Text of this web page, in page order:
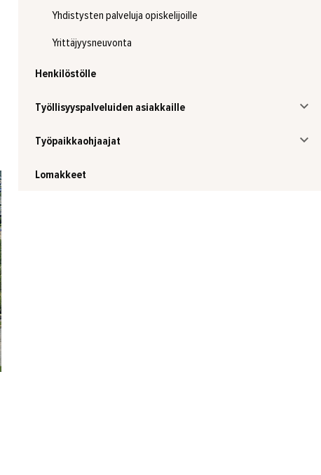
Yhdistysten palveluja opiskelijoille
Yrittäjyysneuvonta
Henkilöstölle
Työllisyyspalveluiden asiakkaille
Työpaikkaohjaajat
Lomakkeet